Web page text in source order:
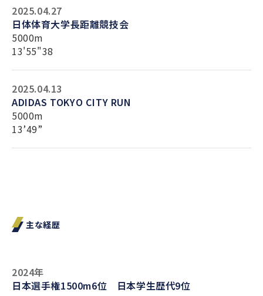
2025.04.27
日体体育大学長距離競技会
5000m
13'55"38
2025.04.13
ADIDAS TOKYO CITY RUN
5000m
13’49”
主な経歴
2024年
日本選手権1500m6位 日本学生歴代9位